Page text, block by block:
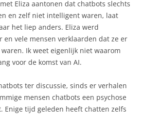
Eliza aantonen dat chatbots slechts
en zelf niet intelligent waren, laat
het liep anders. Eliza werd
en vele mensen verklaarden dat ze er
Ik weet eigenlijk niet waarom
voor de komst van AI.
ter discussie, sinds er verhalen
mensen chatbots een psychose
Enige tijd geleden heeft chatten zelfs